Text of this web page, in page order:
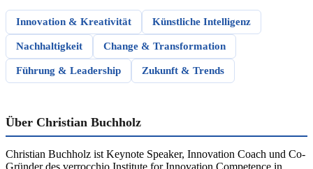
Innovation & Kreativität Künstliche Intelligenz
Nachhaltigkeit Change & Transformation
Führung & Leadership Zukunft & Trends
Über Christian Buchholz
Christian Buchholz ist Keynote Speaker, Innovation Coach und Co-
Gründer des verrocchio Institute for Innovation Competence in